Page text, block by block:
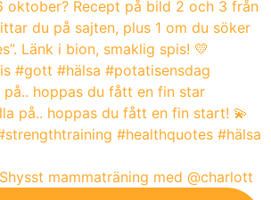
hoppas du fått en fin star
mammaträning med @charlott